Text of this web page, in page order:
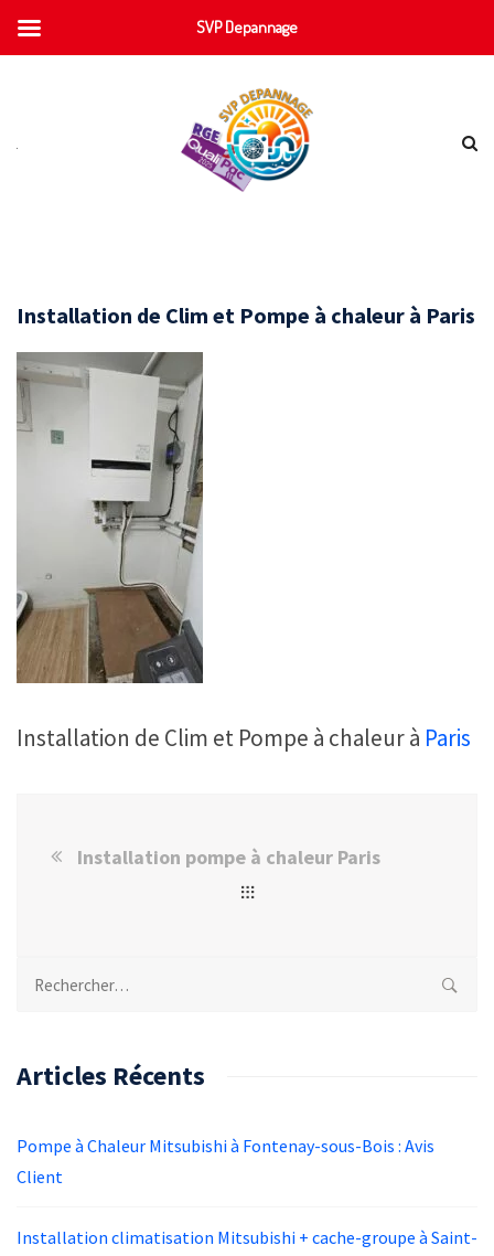
Installation de Clim et Pompe à chaleur à Paris
Installation de Clim et Pompe à chaleur à Paris
Installation pompe à chaleur Paris
Rechercher :
Articles Récents
Pompe à Chaleur Mitsubishi à Fontenay-sous-Bois : Avis
Client
Installation climatisation Mitsubishi + cache-groupe à Saint-
SVP Depannage